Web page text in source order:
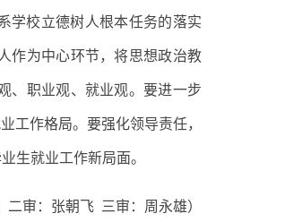
学校立德树人根本任务的落实
作为中心环节，将思想政治教
、职业观、就业观。要进一步
工作格局。 要强化领导责任，
生就业工作新局面。
二审：张朝飞 三审：周永雄）